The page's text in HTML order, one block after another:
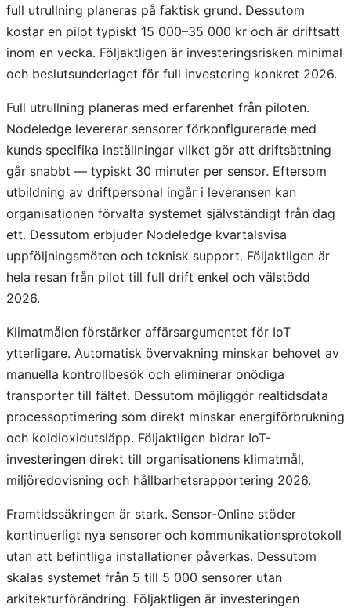
full utrullning planeras på faktisk grund. Dessutom
kostar en pilot typiskt 15 000–35 000 kr och är driftsatt
inom en vecka. Följaktligen är investeringsrisken minimal
och beslutsunderlaget för full investering konkret 2026.
Full utrullning planeras med erfarenhet från piloten.
Nodeledge levererar sensorer förkonfigurerade med
kunds specifika inställningar vilket gör att driftsättning
går snabbt — typiskt 30 minuter per sensor. Eftersom
utbildning av driftpersonal ingår i leveransen kan
organisationen förvalta systemet självständigt från dag
ett. Dessutom erbjuder Nodeledge kvartalsvisa
uppföljningsmöten och teknisk support. Följaktligen är
hela resan från pilot till full drift enkel och välstödd
2026.
Klimatmålen förstärker affärsargumentet för IoT
ytterligare. Automatisk övervakning minskar behovet av
manuella kontrollbesök och eliminerar onödiga
transporter till fältet. Dessutom möjliggör realtidsdata
processoptimering som direkt minskar energiförbrukning
och koldioxidutsläpp. Följaktligen bidrar IoT-
investeringen direkt till organisationens klimatmål,
miljöredovisning och hållbarhetsrapportering 2026.
Framtidssäkringen är stark. Sensor-Online stöder
kontinuerligt nya sensorer och kommunikationsprotokoll
utan att befintliga installationer påverkas. Dessutom
skalas systemet från 5 till 5 000 sensorer utan
arkitekturförändring. Följaktligen är investeringen